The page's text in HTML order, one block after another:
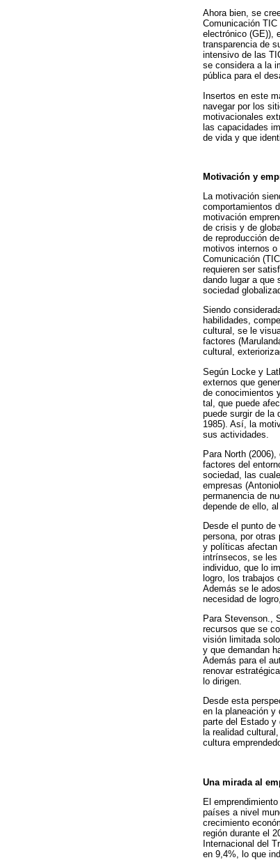
Ahora bien, se
Comunicación
electrónico (GE)),
transparencia de
intensivo de las
se considera a la
pública para el
Insertos en este
navegar por los
motivacionales
las capacidades
de vida y que
Motivación y
La motivación
comportamientos
motivación
de crisis y de
de reproducción
motivos internos
Comunicación
requieren ser
dando lugar a que
sociedad
Siendo
habilidades,
cultural, se le
factores
cultural,
Según Locke y
externos que
de conocimientos
tal, que puede
puede surgir de la
1985). Así, la
sus actividades.
Para North
factores del
sociedad, las
empresas
permanencia de
depende de ello,
Desde el punto
persona, por otras
y políticas afectan
intrínsecos, se les
individuo, que lo
logro, los trabajos
Además se le
necesidad de
Para Stevenson.,
recursos que se
visión limitada
y que demandan
Además para el
renovar
lo dirigen.
Desde esta
en la planeación y
parte del Estado y
la realidad
cultura
Una mirada al
El
países a nivel
crecimiento
región durante el
Internacional del
en 9,4%, lo que